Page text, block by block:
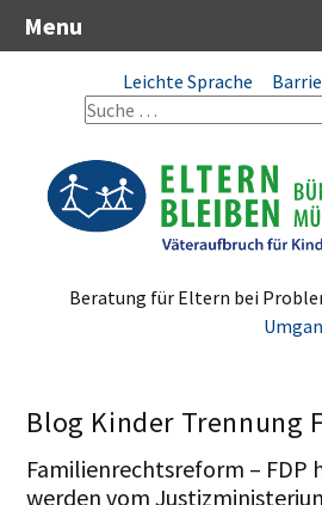
Leichte Sprache
Beratung für Eltern bei
Blog Kinder Trennung
Familienrechtsreform – FDP
werden vom
Menu